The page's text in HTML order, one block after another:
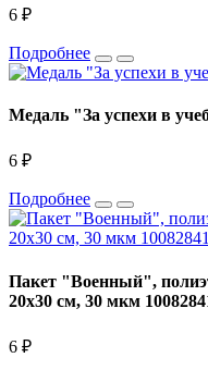
6 ₽
Подробнее
Медаль "За успехи в
6 ₽
Подробнее
Пакет "Военный",
20х30 см, 30 мкм
6 ₽